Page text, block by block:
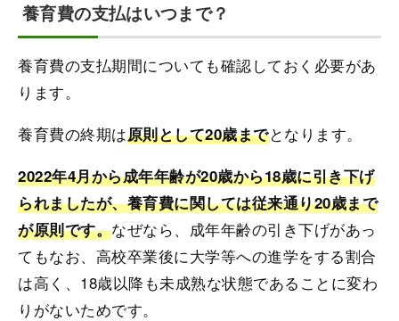
養育費の支払はいつまで？
養育費の支払期間についても確認しておく必要があ
ります。
養育費の終期は原則として20歳までとなります。
2022年4月から成年年齢が20歳から18歳に引き下げ
られましたが、養育費に関しては従来通り20歳まで
が原則です。なぜなら、成年年齢の引き下げがあっ
てもなお、高校卒業後に大学等への進学をする割合
は高く、18歳以降も未成熟な状態であることに変わ
りがないためです。